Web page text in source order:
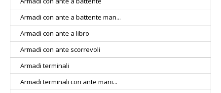
Armadi con ante a battente man...
Armadi con ante a libro
Armadi con ante scorrevoli
Armadi terminali
Armadi terminali con ante mani...